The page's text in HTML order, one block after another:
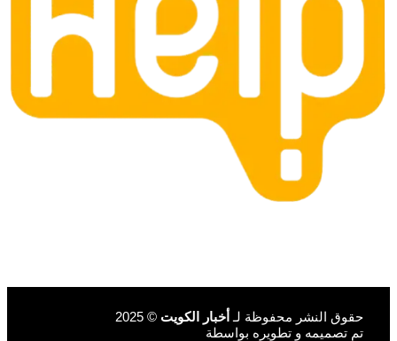
حقوق النشر محفوظة لـ أخبار الكويت © 2025
تم تصميمه و تطويره بواسطة